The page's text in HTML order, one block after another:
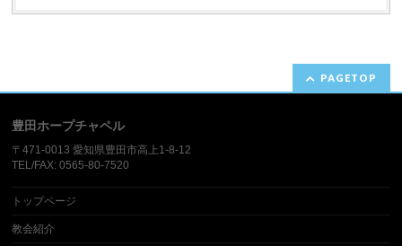
PAGETOP
豊田ホープチャペル
〒471-0013 愛知県豊田市高上1-8-12​
TEL/FAX: 0565-80-7520
トップページ
教会紹介